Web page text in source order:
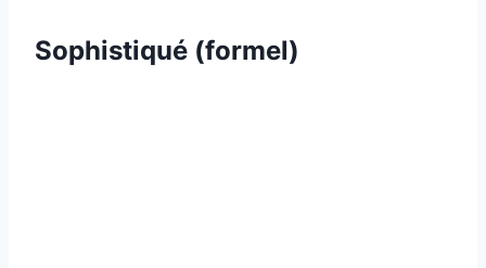
Sophistiqué (formel)